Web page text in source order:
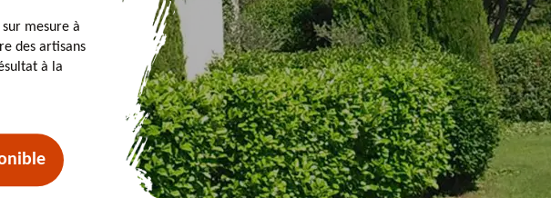
mesure à
des artisans
à la